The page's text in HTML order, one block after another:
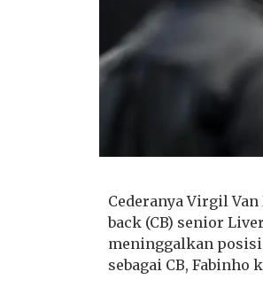
Cederanya Virgil
back (CB) senior
meninggalkan
sebagai CB,